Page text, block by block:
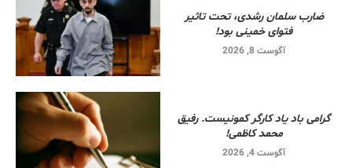
ضارب سلمان رشدی، تحت تاثیر
فتوای خمینی بود!
آگوست 8, 2026
گرامی باد یاد کارگر کمونیست. رفیق
محمد کاظمی!
آگوست 4, 2026